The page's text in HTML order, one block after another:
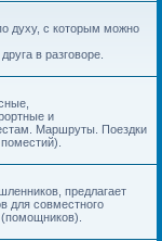
духу, с которым можно
в разговоре.
и
Маршруты. Поездки
предлагает
для совместного